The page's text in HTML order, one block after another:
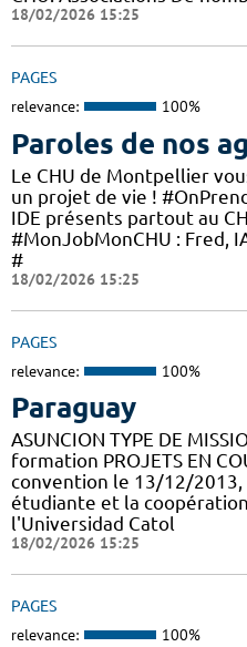
18/02/2026 15:25
PAGES
relevance: 100%
Paroles de nos
Le CHU de Montpellier
un projet de vie !
IDE présents partout au
#MonJobMonCHU : Fred,
#
18/02/2026 15:25
PAGES
relevance: 100%
Paraguay
ASUNCION TYPE DE
formation PROJETS EN
convention le 13/12/
étudiante et la
l'Universidad Catol
18/02/2026 15:25
PAGES
relevance: 100%